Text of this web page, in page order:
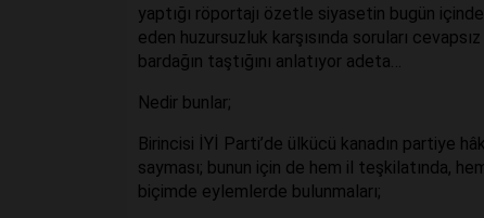
yaptığı röportajı özetle siyasetin bugün
eden huzursuzluk karşısında soruları
bardağın taştığını anlatıyor adeta…
Nedir bunlar;
Birincisi İYİ Parti’de ülkücü kanadın partiye
sayması; bunun için de hem il teşkilatında,
biçimde eylemlerde bulunmaları;